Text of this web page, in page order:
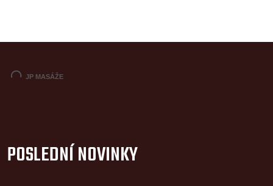
POSLEDNÍ NOVINKY